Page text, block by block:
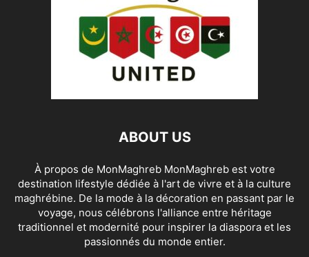
ABOUT US
À propos de MonMaghreb MonMaghreb est votre
destination lifestyle dédiée à l'art de vivre et à la culture
maghrébine. De la mode à la décoration en passant par le
voyage, nous célébrons l'alliance entre héritage
traditionnel et modernité pour inspirer la diaspora et les
passionnés du monde entier.